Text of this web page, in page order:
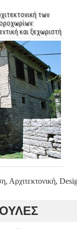
των
και ξεχωριστή
Αρχιτεκτονική,